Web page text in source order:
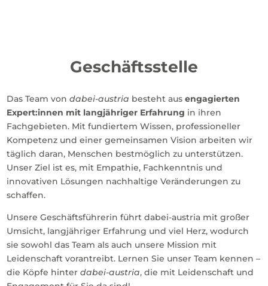
Geschäftsstelle
Das Team von dabei-austria besteht aus engagierten
Expert:innen mit langjähriger Erfahrung in ihren
Fachgebieten. Mit fundiertem Wissen, professioneller
Kompetenz und einer gemeinsamen Vision arbeiten wir
täglich daran, Menschen bestmöglich zu unterstützen.
Unser Ziel ist es, mit Empathie, Fachkenntnis und
innovativen Lösungen nachhaltige Veränderungen zu
schaffen.
Unsere Geschäftsführerin führt dabei-austria mit großer
Umsicht, langjähriger Erfahrung und viel Herz, wodurch
sie sowohl das Team als auch unsere Mission mit
Leidenschaft vorantreibt. Lernen Sie unser Team kennen –
die Köpfe hinter dabei-austria, die mit Leidenschaft und